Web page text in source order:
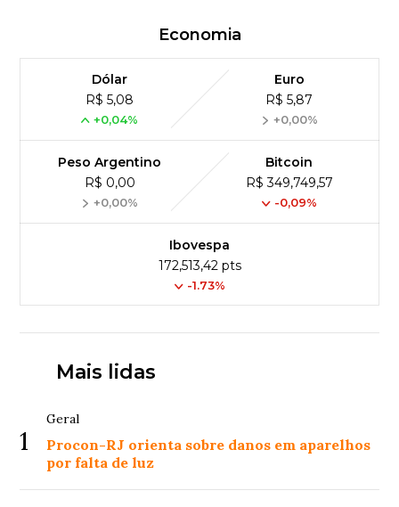
Economia
Dólar
R$ 5,08
+0,04%
Euro
R$ 5,87
+0,00%
Peso Argentino
R$ 0,00
+0,00%
Bitcoin
R$ 349,749,57
-0,09%
Ibovespa
172,513,42 pts
-1.73%
Mais lidas
1
Geral
Procon-RJ orienta sobre danos em aparelhos
por falta de luz